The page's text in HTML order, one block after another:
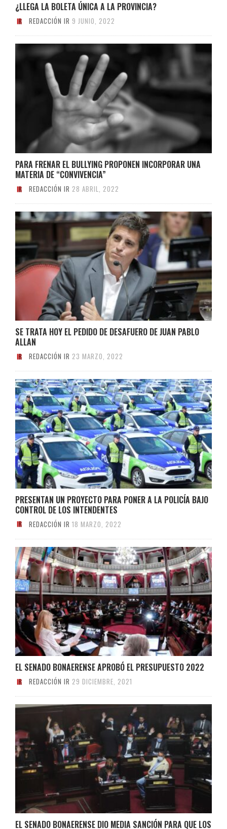
¿LLEGA LA BOLETA ÚNICA A LA PROVINCIA?
REDACCIÓN IR 9 JUNIO, 2022
PARA FRENAR EL BULLYING PROPONEN INCORPORAR UNA
MATERIA DE “CONVIVENCIA”
REDACCIÓN IR 28 ABRIL, 2022
SE TRATA HOY EL PEDIDO DE DESAFUERO DE JUAN PABLO
ALLAN
REDACCIÓN IR 23 MARZO, 2022
PRESENTAN UN PROYECTO PARA PONER A LA POLICÍA BAJO
CONTROL DE LOS INTENDENTES
REDACCIÓN IR 18 MARZO, 2022
EL SENADO BONAERENSE APROBÓ EL PRESUPUESTO 2022
REDACCIÓN IR 29 DICIEMBRE, 2021
EL SENADO BONAERENSE DIO MEDIA SANCIÓN PARA QUE LOS